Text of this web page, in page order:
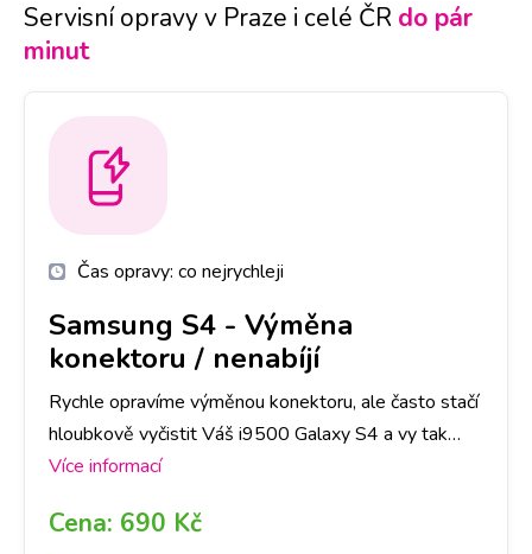
Servisní opravy v Praze i celé ČR do pár
minut
Čas opravy: co nejrychleji
Samsung S4 - Výměna
konektoru / nenabíjí
Rychle opravíme výměnou konektoru, ale často stačí
hloubkově vyčistit Váš i9500 Galaxy S4 a vy tak
ušetříte čas i peníze. Nejlepší je nyní se zastavit na
Více informací
Cena: 690 Kč